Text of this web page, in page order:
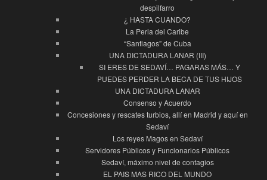
despilfarro
¿ HASTA CUANDO?
La Perla del Caribe
“Santiagos” de Cuba
UNA DICTADURA LANAR (III)
SI ERES DE SEDAVÍ… PAGARAS MÁS… Y
PUEDES PERDER LA BECA DE TUS HIJOS
UNA DICTADURA LANAR
Consenso y Acuerdo
Concesiones y rescates turbios, allí en Madrid y aquí en
Sedaví
Los reyes Magos en Sedaví
Servidores Públicos y Funcionarios Públicos
Sedaví, máximo nivel de contagios
EL PAIS MAS RICO DEL MUNDO